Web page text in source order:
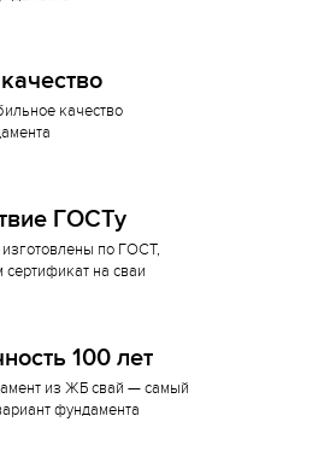
качество
ГОСТу
по ГОСТ,
сертификат на сваи
100 лет
из ЖБ свай — самый
фундамента